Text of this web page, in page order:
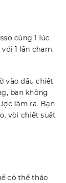
cùng 1 lúc
1 lần chạm.
vào đầu chiết
bạn không
làm ra. Bạn
vòi chiết suất
có thể tháo